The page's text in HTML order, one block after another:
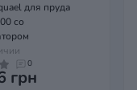
для пруда
со
0
грн